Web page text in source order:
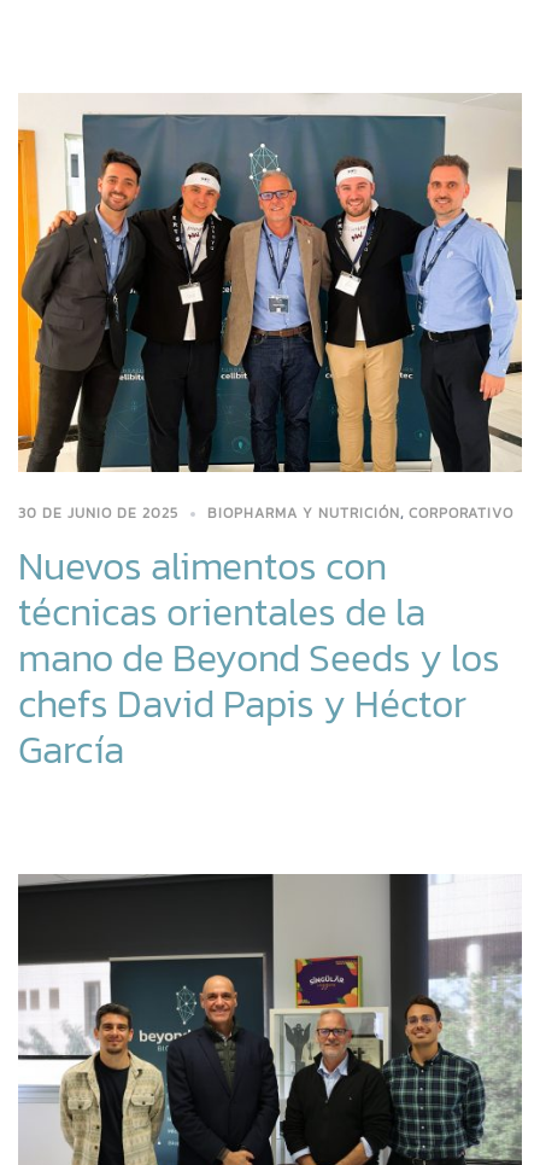
30 DE JUNIO DE 2025 BIOPHARMA Y NUTRICIÓN, CORPORATIVO
Nuevos alimentos con
técnicas orientales de la
mano de Beyond Seeds y los
chefs David Papis y Héctor
García